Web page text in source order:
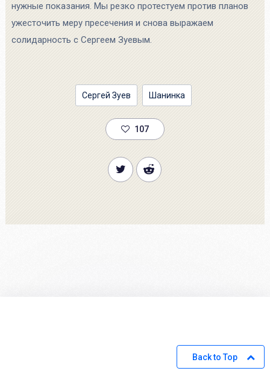
нужные показания. Мы резко протестуем против планов
ужесточить меру пресечения и снова выражаем
солидарность с Сергеем Зуевым.
Сергей Зуев Шанинка
107
Back to Top